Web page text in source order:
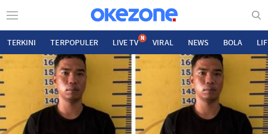
TERKINI TERPOPULER LIVE TV N VIRAL NEWS BOLA